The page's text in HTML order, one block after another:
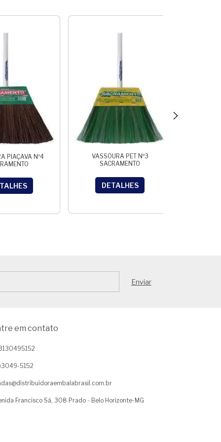
PIAÇAVA Nº4
VASSOURA PET Nº3
SACRAMENTO
DETALHES
em contato
5152
Francisco Sá, 308 Prado - Belo Horizonte-MG